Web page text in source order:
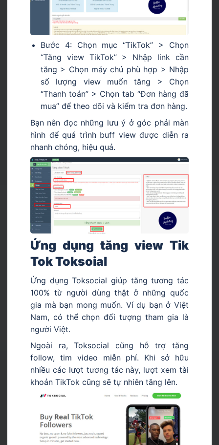
Bước 4: Chọn mục “TikTok” > Chọn
“Tăng view TikTok” > Nhập link cần
tăng > Chọn máy chủ phù hợp > Nhập
số lượng view muốn tăng > Chọn
“Thanh toán” > Chọn tab “Đơn hàng đã
mua” để theo dõi và kiểm tra đơn hàng.
Bạn nên đọc những lưu ý ở góc phải màn
hình để quá trình buff view được diễn ra
nhanh chóng, hiệu quả.
Ứng dụng tăng view Tik
Tok Toksoial
Ứng dụng Toksocial giúp tăng tương tác
100% từ người dùng thật ở những quốc
gia mà bạn mong muốn. Ví dụ bạn ở Việt
Nam, có thể chọn đối tượng tham gia là
người Việt.
Ngoài ra, Toksocial cũng hỗ trợ tăng
follow, tim video miễn phí. Khi sở hữu
nhiều các lượt tương tác này, lượt xem tài
khoản TikTok cũng sẽ tự nhiên tăng lên.